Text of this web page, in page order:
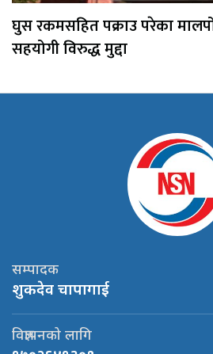
घुस रकमसहित पक्राउ परेका
सहयोगी विरुद्ध मुद्दा
सम्पादक
शुकदेव चापागाई
विज्ञापनको लागि